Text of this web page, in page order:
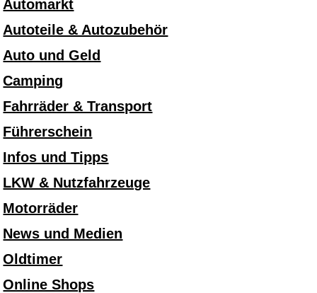
Automarkt
Autoteile & Autozubehör
Auto und Geld
Camping
Fahrräder & Transport
Führerschein
Infos und Tipps
LKW & Nutzfahrzeuge
Motorräder
News und Medien
Oldtimer
Online Shops